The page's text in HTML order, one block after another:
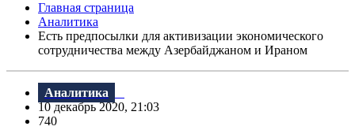
Главная страница
Аналитика
Есть предпосылки для активизации экономического
сотрудничества между Азербайджаном и Ираном
Аналитика
10 декабрь 2020, 21:03
740